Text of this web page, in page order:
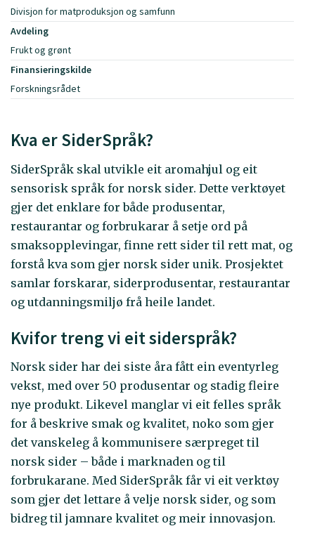
Divisjon for matproduksjon og samfunn
Avdeling
Frukt og grønt
Finansieringskilde
Forskningsrådet
Kva er SiderSpråk?
SiderSpråk skal utvikle eit aromahjul og eit
sensorisk språk for norsk sider. Dette verktøyet
gjer det enklare for både produsentar,
restaurantar og forbrukarar å setje ord på
smaksopplevingar, finne rett sider til rett mat, og
forstå kva som gjer norsk sider unik. Prosjektet
samlar forskarar, siderprodusentar, restaurantar
og utdanningsmiljø frå heile landet.
Kvifor treng vi eit siderspråk?
Norsk sider har dei siste åra fått ein eventyrleg
vekst, med over 50 produsentar og stadig fleire
nye produkt. Likevel manglar vi eit felles språk
for å beskrive smak og kvalitet, noko som gjer
det vanskeleg å kommunisere særpreget til
norsk sider – både i marknaden og til
forbrukarane. Med SiderSpråk får vi eit verktøy
som gjer det lettare å velje norsk sider, og som
bidreg til jamnare kvalitet og meir innovasjon.